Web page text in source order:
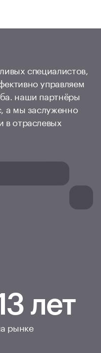
специалистов,
управляем
наши партнёры
а мы заслуженно
в отраслевых
лет
рынке